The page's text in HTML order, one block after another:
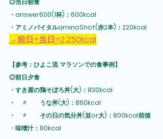
◎当日朝食
・answer600(1杯)：600kcal
・アミノバイタルaminoShot(赤2本)：220kcal
→前日+当日=2,250kcal
【参考：ひよこ流 マラソンでの食事例】
◎前日夕食
・すき屋の鶏そぼろ丼(大)：830kcal
・　〃　　うな丼(大)：860kcal
・　〃　　その日の気分丼(並or大)：800kcal前後
・味噌汁：80kcal